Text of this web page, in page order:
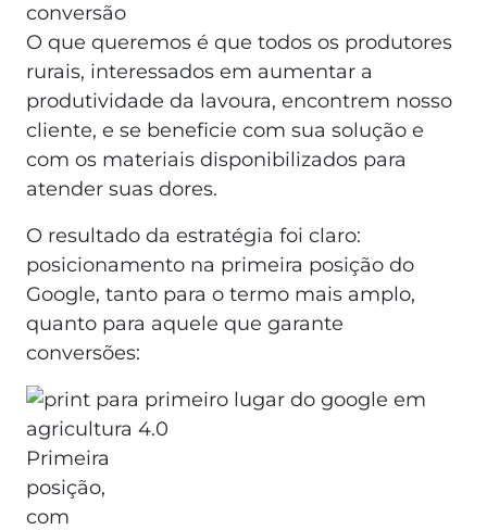
conversão
O que queremos é que todos os produtores
rurais, interessados em aumentar a
produtividade da lavoura, encontrem nosso
cliente, e se beneficie com sua solução e
com os materiais disponibilizados para
atender suas dores.
O resultado da estratégia foi claro:
posicionamento na primeira posição do
Google, tanto para o termo mais amplo,
quanto para aquele que garante
conversões:
Primeira
posição,
com